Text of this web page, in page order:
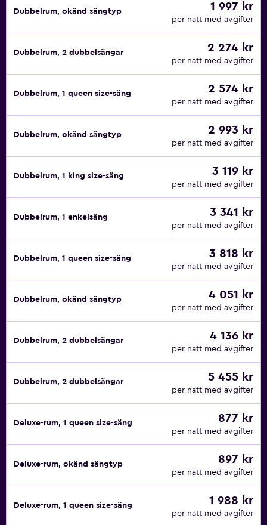
Dubbelrum, okänd sängtyp 1 997 kr
per natt med avgifter
Dubbelrum, 2 dubbelsängar 2 274 kr
per natt med avgifter
Dubbelrum, 1 queen size-säng 2 574 kr
per natt med avgifter
Dubbelrum, okänd sängtyp 2 993 kr
per natt med avgifter
Dubbelrum, 1 king size-säng 3 119 kr
per natt med avgifter
Dubbelrum, 1 enkelsäng 3 341 kr
per natt med avgifter
Dubbelrum, 1 queen size-säng 3 818 kr
per natt med avgifter
Dubbelrum, okänd sängtyp 4 051 kr
per natt med avgifter
Dubbelrum, 2 dubbelsängar 4 136 kr
per natt med avgifter
Dubbelrum, 2 dubbelsängar 5 455 kr
per natt med avgifter
Deluxe-rum, 1 queen size-säng 877 kr
per natt med avgifter
Deluxe-rum, okänd sängtyp 897 kr
per natt med avgifter
Deluxe-rum, 1 queen size-säng 1 988 kr
per natt med avgifter